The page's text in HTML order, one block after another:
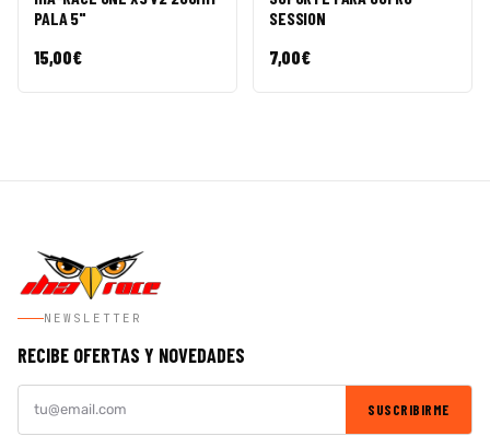
PALA 5"
15,00€
SESSION
7,00€
NEWSLETTER
RECIBE OFERTAS Y NOVEDADES
SUSCRIBIRME